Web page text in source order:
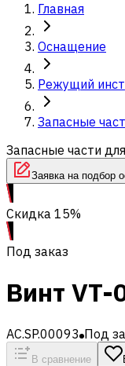
Главная
Оснащение
Режущий
Запасные
Запасные части
Заявка на подбор
Скидка 15%
Под заказ
Винт VT-
AC.SP.00093 Под
В сравнение